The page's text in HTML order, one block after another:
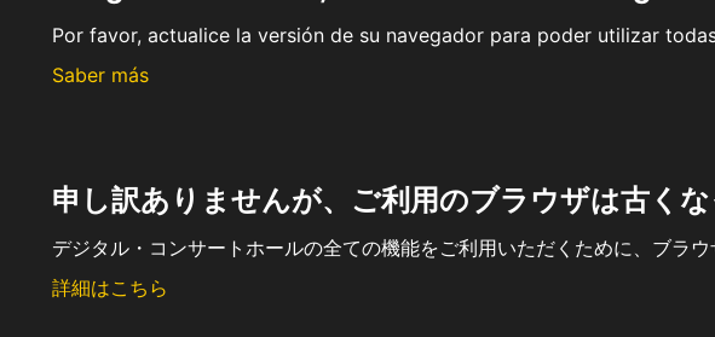
Por favor, actualice la versión de su navegador para poder utilizar
Saber más
申し訳ありませんが、ご利用のブラウザは古く
デジタル・コンサートホールの全ての機能をご利用いただくために、ブラウ
詳細はこちら